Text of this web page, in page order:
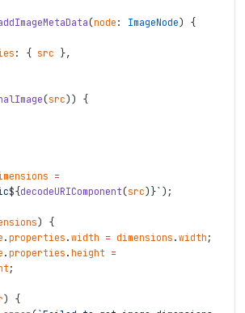
(node : ImageNode)
{
: { src },
(src) )
{
=
${decodeURIComponent(src) }` ) ;
)
{
. properties . width = dimensions . width ;
. properties . height =
;
)
{